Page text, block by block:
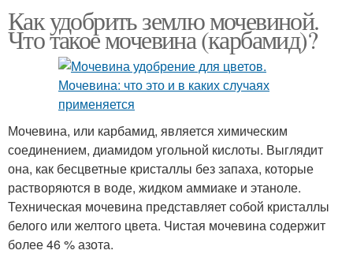
Как удобрить землю мочевиной.
Что такое мочевина (карбамид)?
Мочевина, или карбамид, является химическим
соединением, диамидом угольной кислоты. Выглядит
она, как бесцветные кристаллы без запаха, которые
растворяются в воде, жидком аммиаке и этаноле.
Техническая мочевина представляет собой кристаллы
белого или желтого цвета. Чистая мочевина содержит
более 46 % азота.